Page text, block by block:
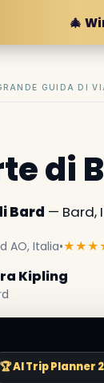
🎄
GUIDA DI
di
Bard — Bard,
AO, Italia•
Kipling
🏆 AI Trip Planner